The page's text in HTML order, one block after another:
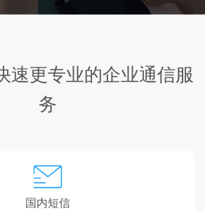
速更专业的企业通信服
务
国内短信